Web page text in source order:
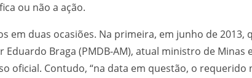
ou não a ação.
em duas ocasiões. Na primeira, em junho de 2013,
Braga (PMDB-AM), atual ministro de Minas
oficial. Contudo, “na data em questão, o requerido